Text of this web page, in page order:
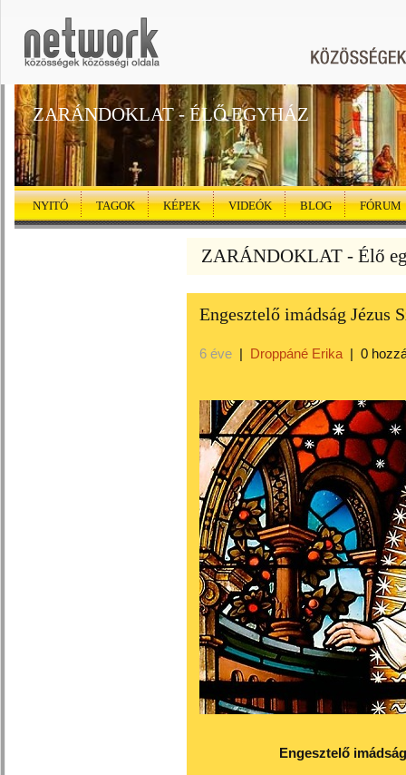
ZARÁNDOKLAT - ÉLŐ EGYHÁZ
NYITÓ TAGOK KÉPEK VIDEÓK BLOG FÓRUM
ZARÁNDOKLAT - Élő
Engesztelő imádság Jézus
6 éve | Droppáné Erika | 0
Engesztelő